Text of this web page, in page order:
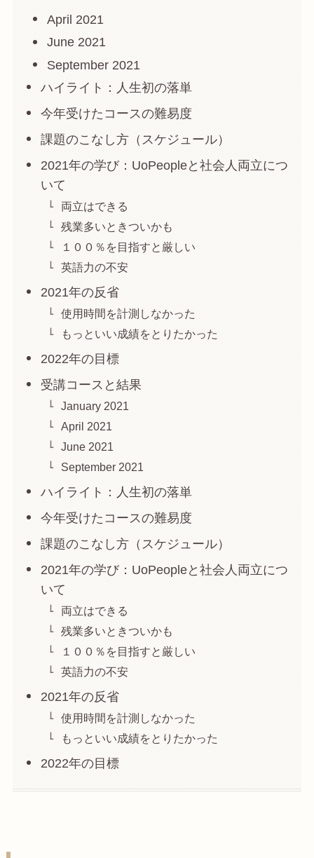
April 2021
June 2021
September 2021
ハイライト：人生初の落単
今年受けたコースの難易度
課題のこなし方（スケジュール）
2021年の学び：UoPeopleと社会人両立につ
いて
両立はできる
残業多いときついかも
１００％を目指すと厳しい
英語力の不安
2021年の反省
使用時間を計測しなかった
もっといい成績をとりたかった
2022年の目標
受講コースと結果
January 2021
April 2021
June 2021
September 2021
ハイライト：人生初の落単
今年受けたコースの難易度
課題のこなし方（スケジュール）
2021年の学び：UoPeopleと社会人両立につ
いて
両立はできる
残業多いときついかも
１００％を目指すと厳しい
英語力の不安
2021年の反省
使用時間を計測しなかった
もっといい成績をとりたかった
2022年の目標